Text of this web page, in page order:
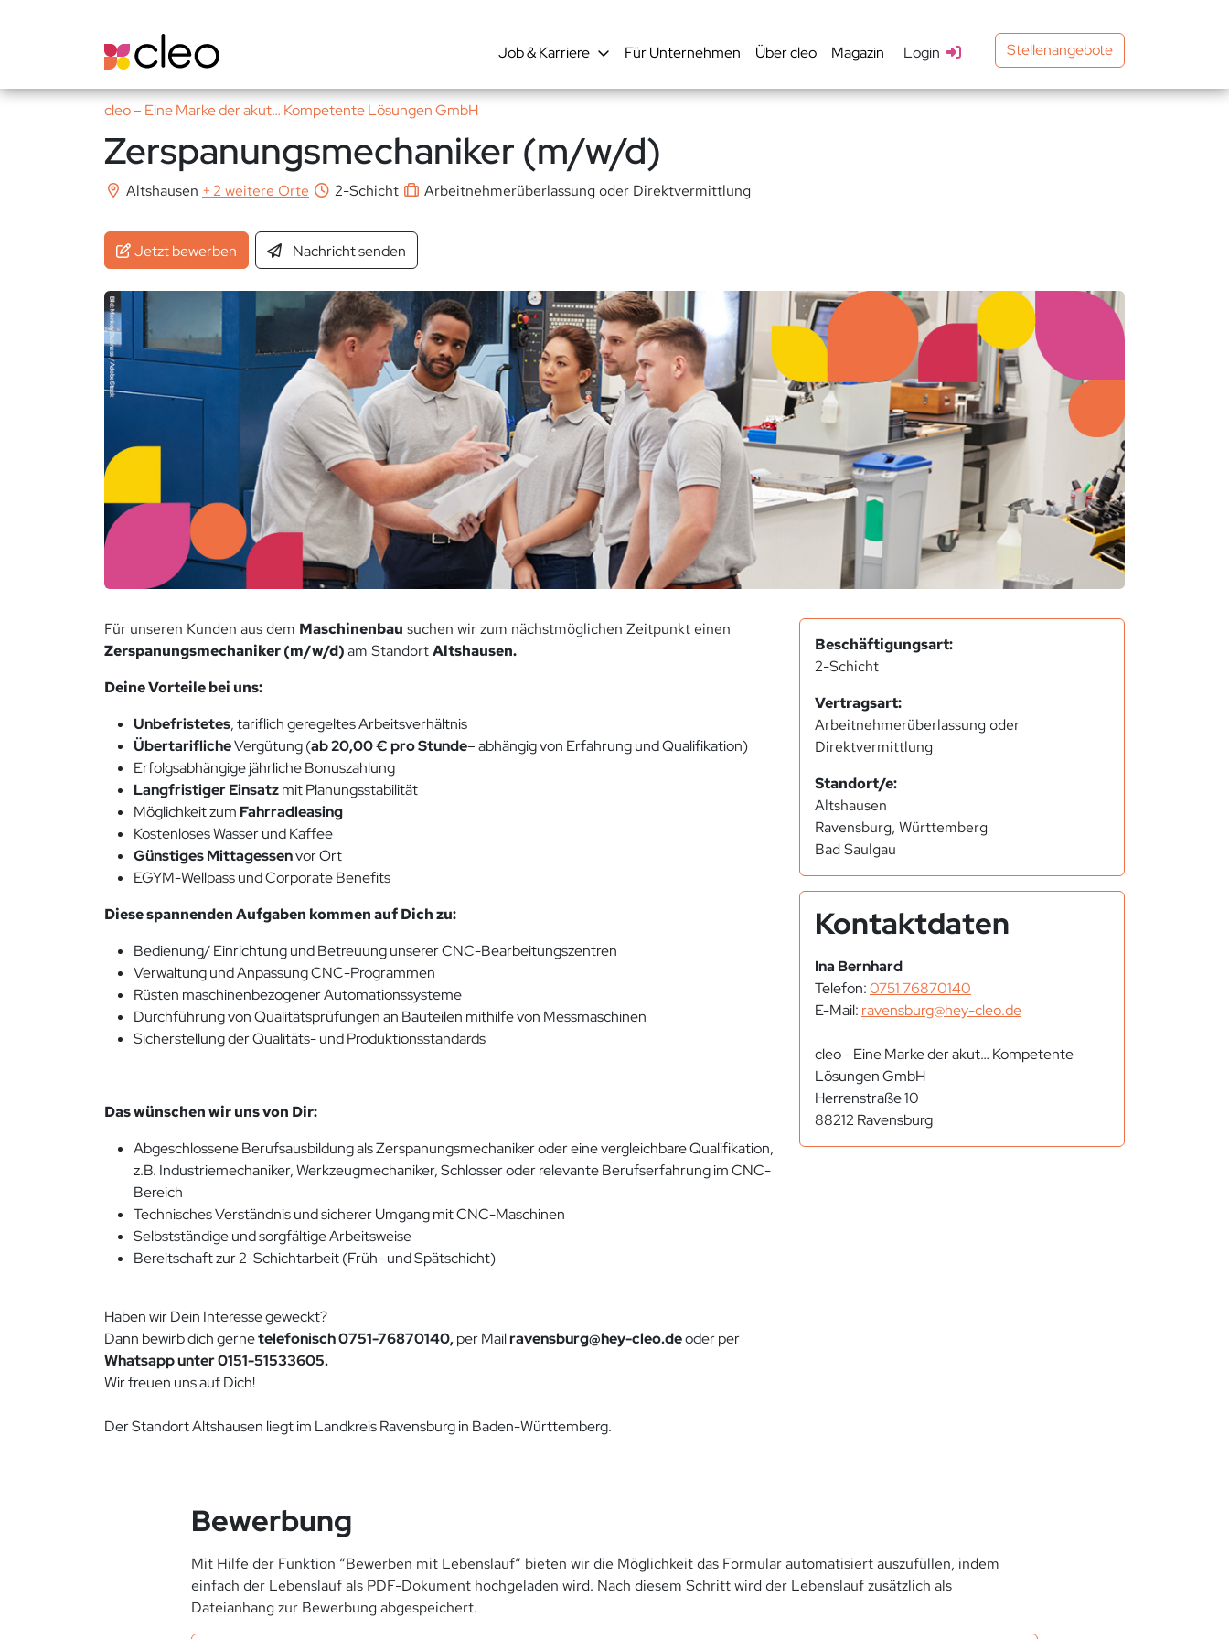
Job & Karriere Für Unternehmen Über cleo Magazin Login Stellenangebote
cleo – Eine Marke der akut… Kompetente Lösungen GmbH
Zerspanungsmechaniker (m/w/d)
Altshausen +2 weitere Orte 2-Schicht Arbeitnehmerüberlassung oder Direktvermittlung
Jetzt bewerben Nachrichtsenden
Für unseren Kunden aus dem Maschinenbau suchen wir zum nächstmöglichen Zeitpunkt einen
Zerspanungsmechaniker (m/w/d)am StandortAltshausen.
Deine Vorteile bei uns:
Unbefristetes, tariflich geregeltes Arbeitsverhältnis
ÜbertariflicheVergütung (ab 20,00 € pro Stunde– abhängig von Erfahrung und Qualifikation)
Erfolgsabhängige jährliche Bonuszahlung
Langfristiger Einsatzmit Planungsstabilität
Möglichkeit zum Fahrradleasing
Kostenloses Wasser und Kaffee
Günstiges Mittagessenvor Ort
EGYM-Wellpass und Corporate Benefits
Diese spannenden Aufgaben kommen auf Dich zu:
Bedienung/ Einrichtung und Betreuung unserer CNC-Bearbeitungszentren
Verwaltung und Anpassung CNC-Programmen
Rüsten maschinenbezogener Automationssysteme
Durchführung von Qualitätsprüfungen an Bauteilen mithilfe von Messmaschinen
Sicherstellung der Qualitäts- und Produktionsstandards
Das wünschen wir uns von Dir:
Abgeschlossene Berufsausbildung als Zerspanungsmechaniker oder eine vergleichbare Qualifikation,
z.B. Industriemechaniker, Werkzeugmechaniker, Schlosser oder relevante Berufserfahrung im CNC-
Bereich
Technisches Verständnis und sicherer Umgang mit CNC-Maschinen
Selbstständige und sorgfältige Arbeitsweise
Bereitschaft zur 2-Schichtarbeit (Früh- und Spätschicht)
Haben wir Dein Interesse geweckt?
Dann bewirb dich gernetelefonisch 0751-76870140,per Mailravensburg@hey-cleo.deoder per
Whatsapp unter 0151-51533605.
Wir freuen uns auf Dich!
Der Standort Altshausen liegt im Landkreis Ravensburg in Baden-Württemberg.
Beschäftigungsart:
2-Schicht
Vertragsart:
Arbeitnehmerüberlassung oder
Direktvermittlung
Standort/e:
Altshausen
Ravensburg, Württemberg
Bad Saulgau
Kontaktdaten
Ina Bernhard
Telefon:0751 76870140
E-Mail: ravensburg@hey-cleo.de
cleo - Eine Marke der akut… Kompetente
Lösungen GmbH
Herrenstraße 10
88212 Ravensburg
Bewerbung
Mit Hilfe der Funktion “Bewerben mit Lebenslauf“ bieten wir die Möglichkeit das Formular automatisiert auszufüllen, indem
einfach der Lebenslauf als PDF-Dokument hochgeladen wird. Nach diesem Schritt wird der Lebenslauf zusätzlich als
Dateianhang zur Bewerbung abgespeichert.